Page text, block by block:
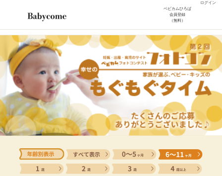
ログイン
ベビカムひろば
会員登録
（無料）